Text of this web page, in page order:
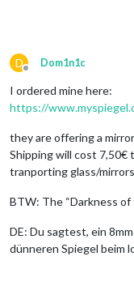
D
Offline
Dom1n1c
I ordered mine here:
https://
they are offering a
Shipping will cost 7,50€
tranporting glass/
BTW: The “Darkness
DE: Du sagtest, ein
dünneren Spiegel beim